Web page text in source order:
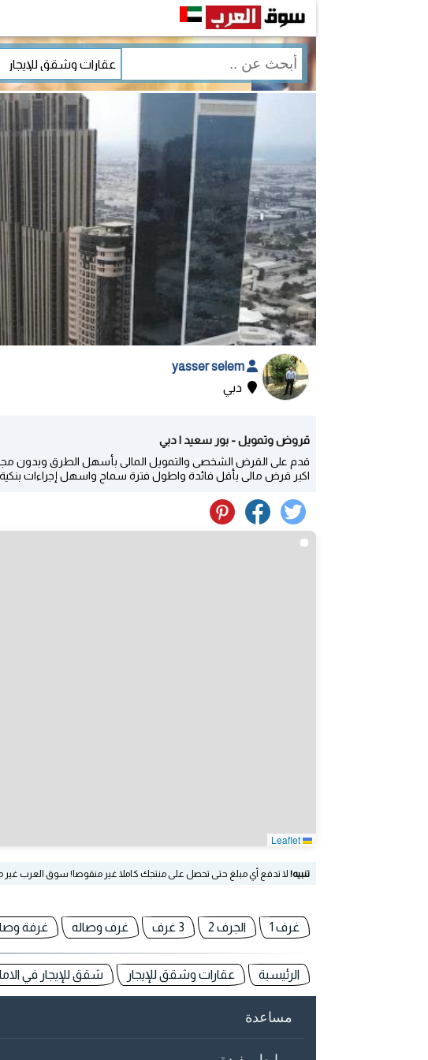
دبي
قروض وتمويل - بور سعيد | دبي
قدم على القرض الشخصى والتمويل المالى بأسهل الطرق وبدون
اكبر قرض مالى بأقل فائدة واطول فترة سماح واسهل إجراءات بنكية
تنبيه! لا تدفع أي مبلغ حتى تحصل على منتجك كاملا غير منقوصا! سوق العرب غير
غرف 1 الجرف 2 3 غرف غرف وصاله غرفة
الرئيسية عقارات وشقق للإيجار شقق للإيجار في
مساعدة